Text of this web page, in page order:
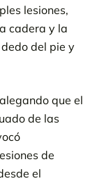
lesiones,
cadera y la
del pie y
que el
de las
de
el